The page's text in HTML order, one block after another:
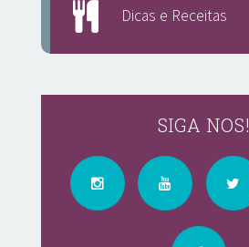
Dicas e Receitas
SIGA NOS!